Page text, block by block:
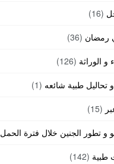
(16)
رمضان (36)
و الوراثة (126)
طبية شائعه (1)
(15)
و تطور الجنين خلال فترة الحمل
طبية (142)